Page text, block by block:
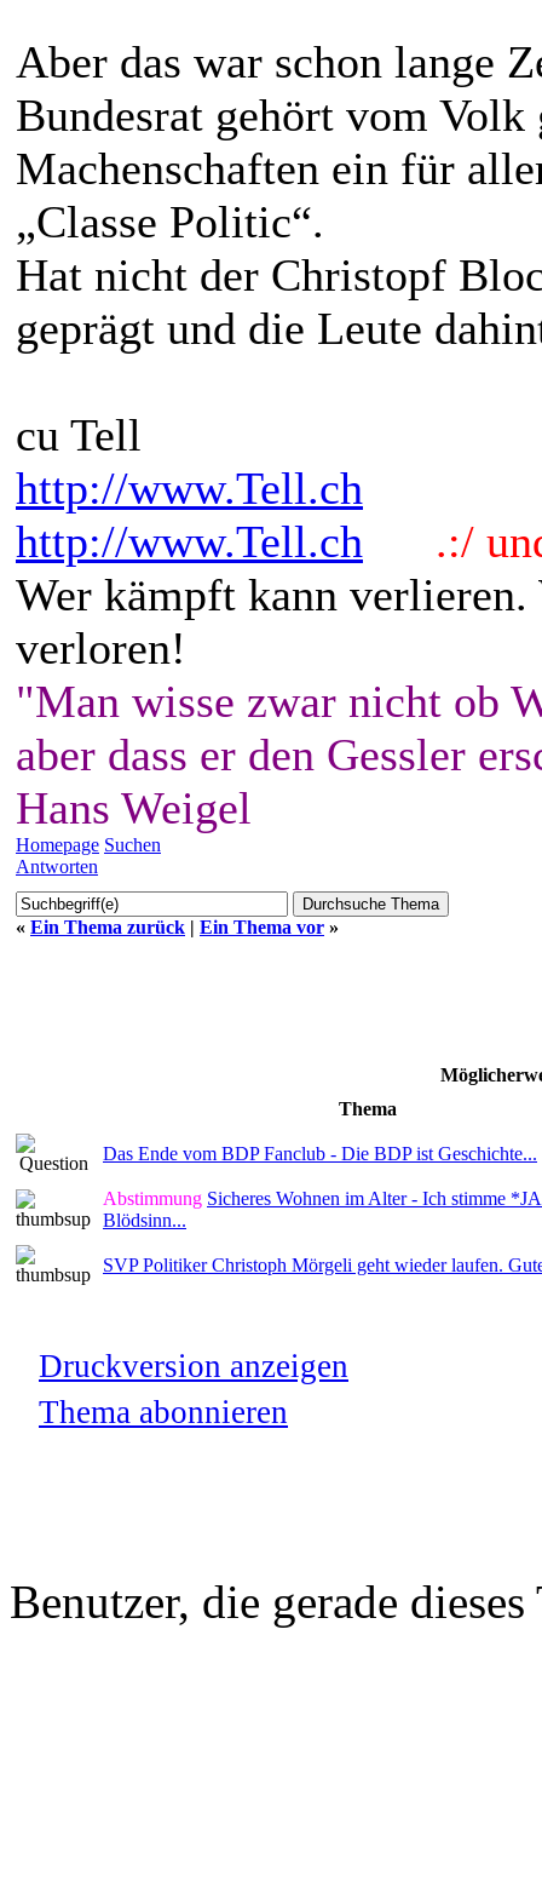
Aber das war schon lange
Bundesrat gehört vom
Machenschaften ein für
„Classe Politic“.
Hat nicht der Christopf
geprägt und die Leute
cu Tell
http://www.Tell.ch
http://www.Tell.ch
.:/
Wer kämpft kann
verloren!
"Man wisse zwar nicht ob
aber dass er den Gessler
Hans Weigel
Homepage Suchen
Antworten
« Ein Thema zurück | Ein Thema vor »
Thema
Das Ende vom BDP Fanclub - Die BDP ist Geschichte...
Abstimmung Sicheres Wohnen im Alter - Ich stimme
Blödsinn...
SVP Politiker Christoph Mörgeli geht wieder laufen.
Druckversion anzeigen
Thema abonnieren
Benutzer, die gerade